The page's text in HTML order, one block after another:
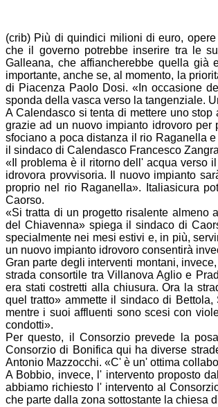
(crib) Più di quindici milioni di euro,
che il governo potrebbe inserire tra le
Galleana, che affiancherebbe quella già
importante, anche se, al momento, la
di Piacenza Paolo Dosi. «In occasione
sponda della vasca verso la tangenziale.
A Calendasco si tenta di mettere uno
grazie ad un nuovo impianto idrovoro
sfociano a poca distanza il rio Raganella
il sindaco di Calendasco Francesco
«Il problema è il ritorno dell' acqua verso
idrovora provvisoria. Il nuovo impianto
proprio nel rio Raganella». Italiasicura
Caorso.
«Si tratta di un progetto risalente almeno
del Chiavenna» spiega il sindaco di
specialmente nei mesi estivi e, in più,
un nuovo impianto idrovoro consentirà
Gran parte degli interventi montani,
strada consortile tra Villanova Aglio e
era stati costretti alla chiusura. Ora la
quel tratto» ammette il sindaco di
mentre i suoi affluenti sono scesi con
condotti».
Per questo, ilConsorzio prevede la
Consorzio di Bonifica qui ha diverse
Antonio Mazzocchi. «C' è un' ottima
A Bobbio, invece, l' intervento proposto
abbiamo richiesto l' intervento al
che parte dalla zona sottostante la chiesa